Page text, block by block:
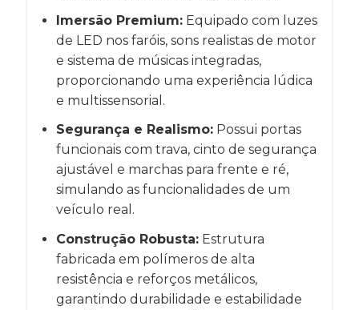
Imersão Premium: Equipado com luzes
de LED nos faróis, sons realistas de motor
e sistema de músicas integradas,
proporcionando uma experiência lúdica
e multissensorial.
Segurança e Realismo: Possui portas
funcionais com trava, cinto de segurança
ajustável e marchas para frente e ré,
simulando as funcionalidades de um
veículo real.
Construção Robusta: Estrutura
fabricada em polímeros de alta
resistência e reforços metálicos,
garantindo durabilidade e estabilidade